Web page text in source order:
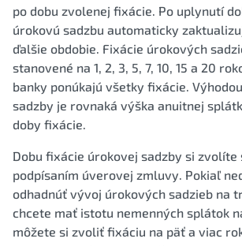
po dobu zvolenej fixácie. Po uplynutí
úrokovú sadzbu automaticky
ďalšie obdobie. Fixácie úrokových
stanovené na 1, 2, 3, 5, 7, 10, 15 a 20
banky ponúkajú všetky fixácie.
sadzby je rovnaká výška anuitnej
doby fixácie.
Dobu fixácie úrokovej sadzby si zvolíte
podpísaním úverovej zmluvy. Pokiaľ
odhadnúť vývoj úrokových sadzieb na
chcete mať istotu nemenných splátok
môžete si zvoliť fixáciu na päť a viac